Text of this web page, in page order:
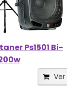
Ps1501 Bi-